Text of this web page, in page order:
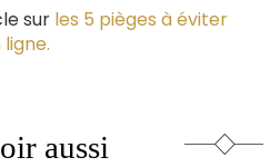
sur les 5 pièges à éviter
aussi